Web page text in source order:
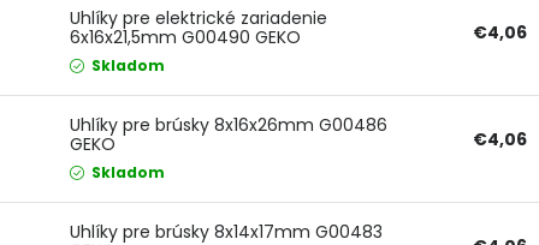
Ochranné pracovné pomôcky
Vianoce
Fotovoltaika
Značky
Uhlíky pre elektrické zariadenie
6x16x21,5mm G00490 GEKO
€4,06
Skladom
Uhlíky pre brúsky 8x16x26mm G00486
GEKO
€4,06
Skladom
Uhlíky pre brúsky 8x14x17mm G00483